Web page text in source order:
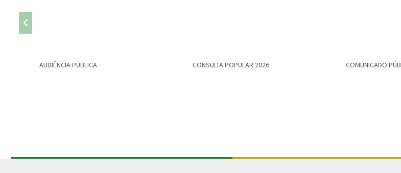
AUDIÊNCIA PÚBLICA CONSULTA POPULAR 2026 COMUNICADO